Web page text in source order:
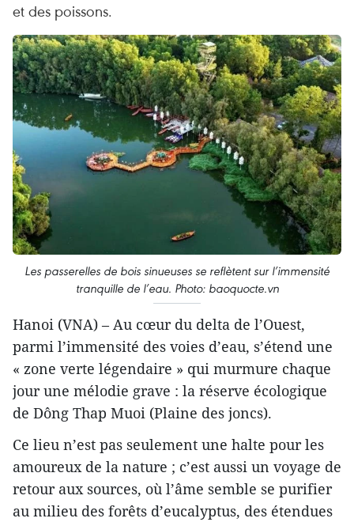
et des poissons.
Les passerelles de bois sinueuses se reflètent sur l’immensité
tranquille de l’eau. Photo: baoquocte.vn
Hanoi (VNA) – Au cœur du delta de l’Ouest,
parmi l’immensité des voies d’eau, s’étend une
« zone verte légendaire » qui murmure chaque
jour une mélodie grave : la réserve écologique
de Dông Thap Muoi (Plaine des joncs).
Ce lieu n’est pas seulement une halte pour les
amoureux de la nature ; c’est aussi un voyage de
retour aux sources, où l’âme semble se purifier
au milieu des forêts d’eucalyptus, des étendues